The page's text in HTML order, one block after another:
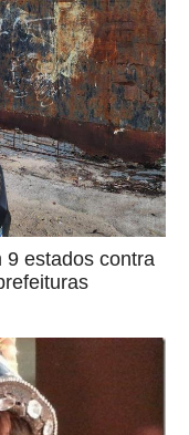
9 estados contra